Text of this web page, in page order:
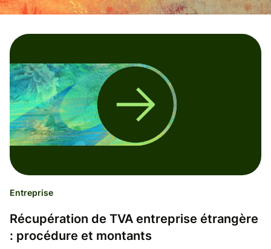
Entreprise
Récupération de TVA entreprise étrangère
: procédure et montants